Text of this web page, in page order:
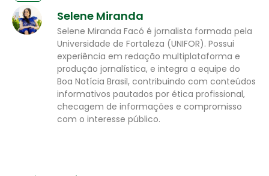
Selene Miranda
Selene Miranda Facó é jornalista formada pela
Universidade de Fortaleza (UNIFOR). Possui
experiência em redação multiplataforma e
produção jornalística, e integra a equipe do
Boa Notícia Brasil, contribuindo com conteúdos
informativos pautados por ética profissional,
checagem de informações e compromisso
com o interesse público.